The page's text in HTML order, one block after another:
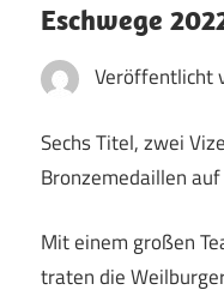
Eschwege
Veröffentlicht
Sechs Titel, zwei
Bronzemedaillen
Mit einem großen
traten die